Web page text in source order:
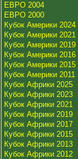
ЕВРО 2004
ЕВРО 2000
Кубок Америки 2024
Кубок Америки 2021
Кубок Америки 2019
Кубок Америки 2016
Кубок Америки 2015
Кубок Америки 2011
Кубок Африки 2025
Кубок Африки 2023
Кубок Африки 2021
Кубок Африки 2019
Кубок Африки 2017
Кубок Африки 2015
Кубок Африки 2013
Кубок Африки 2012